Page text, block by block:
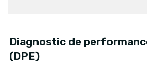
Diagnostic de
(DPE)